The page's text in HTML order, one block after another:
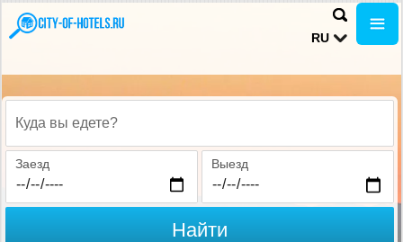
RU
Куда вы едете?
Заезд Выезд
Найти